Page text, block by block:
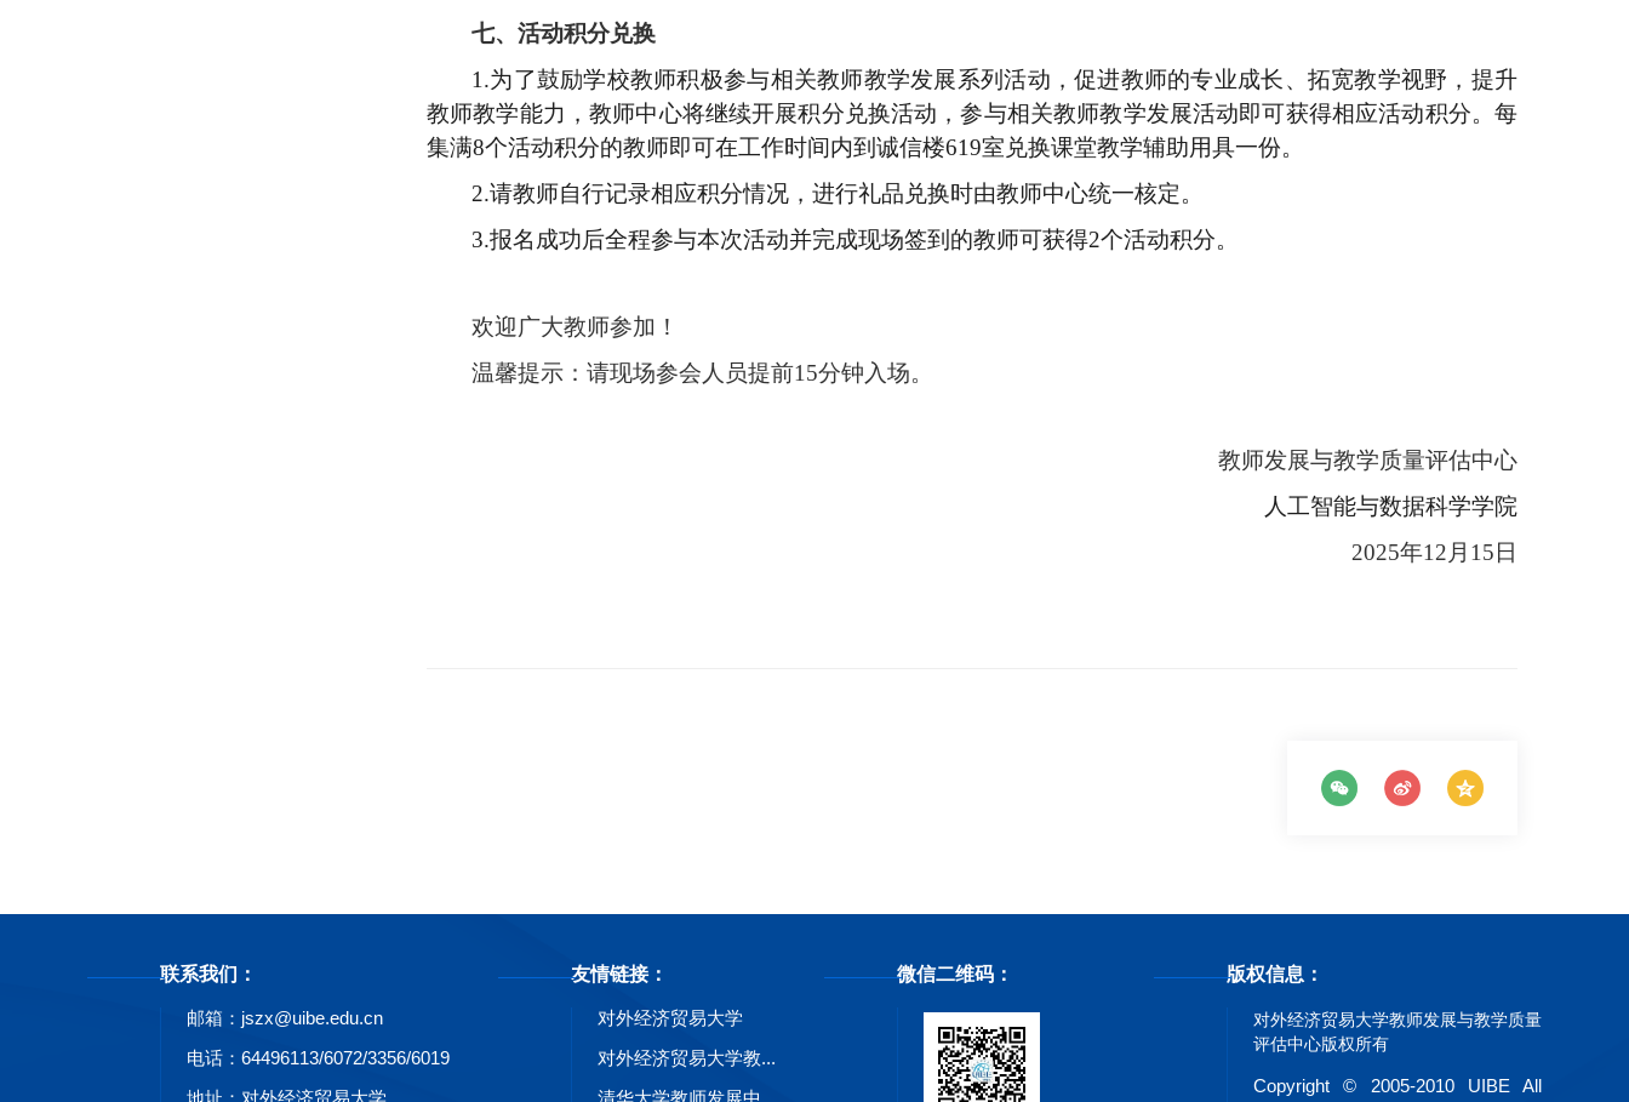
七、活动积分兑换
1.为了鼓励学校教师积极参与相关教师教学发展系列活动，促进教师的专业成长、拓宽教学视野，提升
教师教学能力，教师中心将继续开展积分兑换活动，参与相关教师教学发展活动即可获得相应活动积分。每
集满8个活动积分的教师即可在工作时间内到诚信楼619室兑换课堂教学辅助用具一份。
2.请教师自行记录相应积分情况，进行礼品兑换时由教师中心统一核定。
3.报名成功后全程参与本次活动并完成现场签到的教师可获得2个活动积分。
欢迎广大教师参加！
温馨提示：请现场参会人员提前15分钟入场。
教师发展与教学质量评估中心
人工智能与数据科学学院
2025年1 2 月 15 日
联系我们：
邮箱：jszx@uibe.edu.cn
电话：64496113/6072/3356/6019
友情链接：
对外经济贸易大学
对外经济贸易大学教...
微信二维码： 版权信息：
对外经济贸易大学教师发展与教学质量
评估中心版权所有
Copyright © 2005-2010 UIBE All